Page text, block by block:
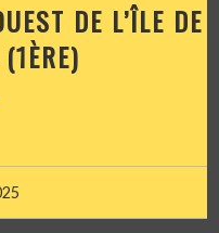
DE L’ÎLE DE